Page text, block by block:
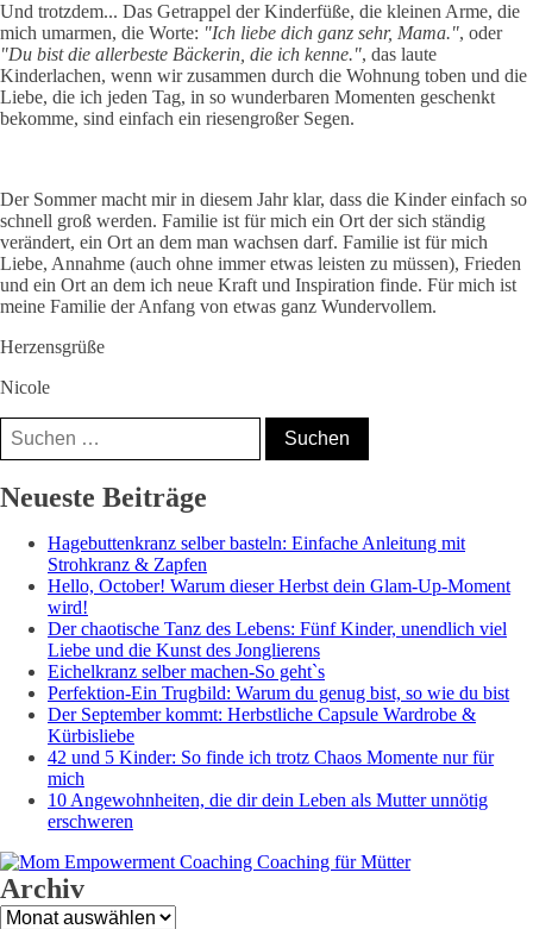
Und trotzdem... Das Getrappel der Kinderfüße, die kleinen Arme, die
mich umarmen, die Worte: "Ich liebe dich ganz sehr, Mama.", oder
"Du bist die allerbeste Bäckerin, die ich kenne.", das laute
Kinderlachen, wenn wir zusammen durch die Wohnung toben und die
Liebe, die ich jeden Tag, in so wunderbaren Momenten geschenkt
bekomme, sind einfach ein riesengroßer Segen.
Der Sommer macht mir in diesem Jahr klar, dass die Kinder einfach so
schnell groß werden. Familie ist für mich ein Ort der sich ständig
verändert, ein Ort an dem man wachsen darf. Familie ist für mich
Liebe, Annahme (auch ohne immer etwas leisten zu müssen), Frieden
und ein Ort an dem ich neue Kraft und Inspiration finde. Für mich ist
meine Familie der Anfang von etwas ganz Wundervollem.
Herzensgrüße
Nicole
Suchen
nach:
Nicole, Mama⁵,
Coach
Neueste Beiträge
Hagebuttenkranz selber basteln: Einfache Anleitung mit
Strohkranz & Zapfen
Hello, October! Warum dieser Herbst dein Glam-Up-Moment
wird!
Der chaotische Tanz des Lebens: Fünf Kinder, unendlich viel
Liebe und die Kunst des Jonglierens
Eichelkranz selber machen-So geht`s
Perfektion-Ein Trugbild: Warum du genug bist, so wie du bist
Der September kommt: Herbstliche Capsule Wardrobe &
Kürbisliebe
42 und 5 Kinder: So finde ich trotz Chaos Momente nur für
mich
10 Angewohnheiten, die dir dein Leben als Mutter unnötig
erschweren
Archiv
Archiv